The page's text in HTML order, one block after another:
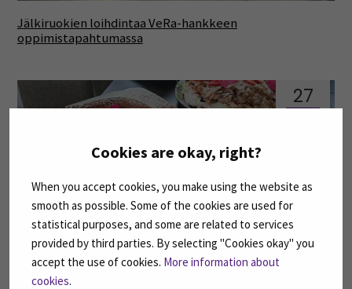
Cookies are okay, right?
When you accept cookies, you make using the website as
smooth as possible. Some of the cookies are used for
statistical purposes, and some are related to services
provided by third parties. By selecting "Cookies okay" you
accept the use of cookies. More information about
cookies.
Jälkiruokien loihdintaa VeRa-hankkeen
oppimistapahtumassa
27
Ruoka- ja yrittäjyysstudiossa leivottiin vegaanisia
herkkuja